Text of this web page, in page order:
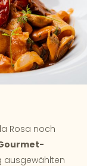
Rosa noch
ausgewählten